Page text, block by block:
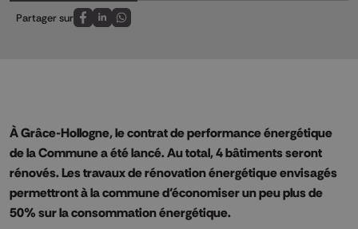
Partager sur
Partagez sur FaceBook
Partagez sur LinkedIn
Partagez sur Whatsapp
À Grâce-Hollogne, le contrat de performance énergétique
de la Commune a été lancé. Au total, 4 bâtiments seront
rénovés. Les travaux de rénovation énergétique envisagés
permettront à la commune d’économiser un peu plus de
50% sur la consommation énergétique.